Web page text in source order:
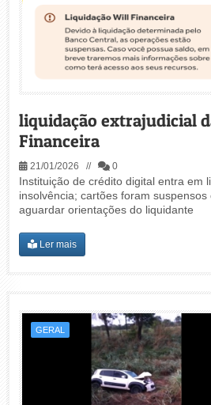
liquidação extrajudicial
Financeira
21/01/2026 // 0
Instituição de crédito digital entra em
insolvência; cartões foram suspensos
aguardar orientações do liquidante
Ler mais
GERAL